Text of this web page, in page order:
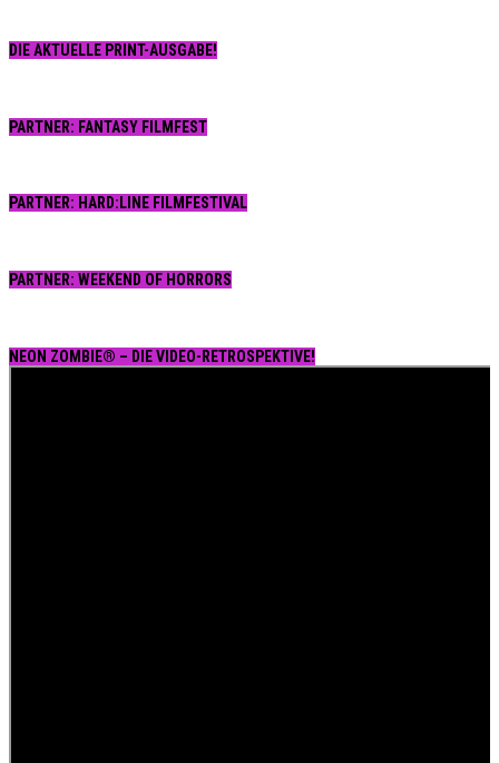
DIE AKTUELLE PRINT-AUSGABE!
PARTNER: FANTASY FILMFEST
PARTNER: HARD:LINE FILMFESTIVAL
PARTNER: WEEKEND OF HORRORS
NEON ZOMBIE® – DIE VIDEO-RETROSPEKTIVE!